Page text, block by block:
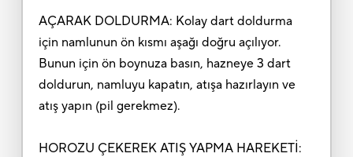
AÇARAK DOLDURMA: Kolay dart doldurma
için namlunun ön kısmı aşağı doğru açılıyor.
Bunun için ön boynuza basın, hazneye 3 dart
doldurun, namluyu kapatın, atışa hazırlayın ve
atış yapın (pil gerekmez).
HOROZU ÇEKEREK ATIŞ YAPMA HAREKETİ: